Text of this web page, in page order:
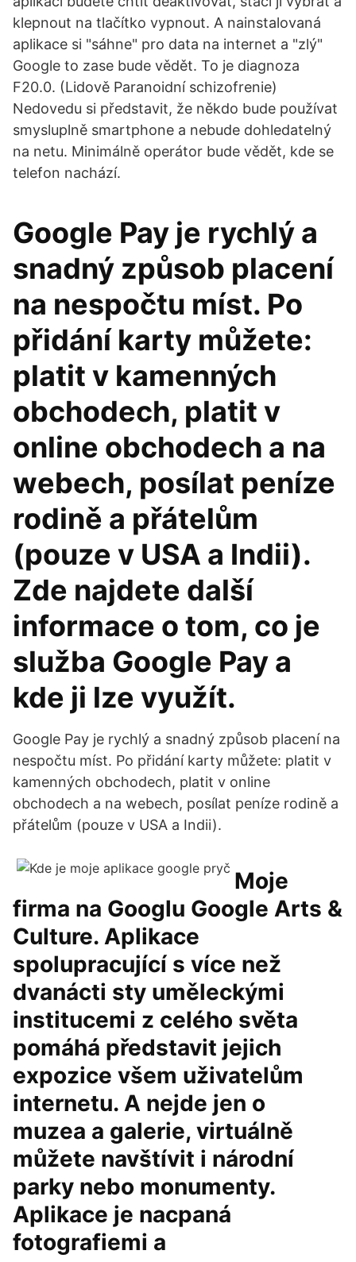
klepnout na tlačítko vypnout. A nainstalovaná
aplikace si "sáhne" pro data na internet a "zlý"
Google to zase bude vědět. To je diagnoza
F20.0. (Lidově Paranoidní schizofrenie)
Nedovedu si představit, že někdo bude používat
smysluplně smartphone a nebude dohledatelný
na netu. Minimálně operátor bude vědět, kde se
telefon nachází.
Google Pay je rychlý a
snadný způsob placení
na nespočtu míst. Po
přidání karty můžete:
platit v kamenných
obchodech, platit v
online obchodech a na
webech, posílat peníze
rodině a přátelům
(pouze v USA a Indii).
Zde najdete další
informace o tom, co je
služba Google Pay a
kde ji lze využít.
Google Pay je rychlý a snadný způsob placení na
nespočtu míst. Po přidání karty můžete: platit v
kamenných obchodech, platit v online
obchodech a na webech, posílat peníze rodině a
přátelům (pouze v USA a Indii).
Moje
firma na Googlu Google Arts &
Culture. Aplikace
spolupracující s více než
dvanácti sty uměleckými
institucemi z celého světa
pomáhá představit jejich
expozice všem uživatelům
internetu. A nejde jen o
muzea a galerie, virtuálně
můžete navštívit i národní
parky nebo monumenty.
Aplikace je nacpaná
fotografiemi a